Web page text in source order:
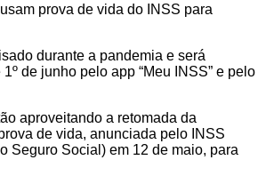
durante a pandemia e será
de junho pelo app “Meu INSS” e pelo
aproveitando a retomada da
de vida, anunciada pelo INSS
Seguro Social) em 12 de maio, para